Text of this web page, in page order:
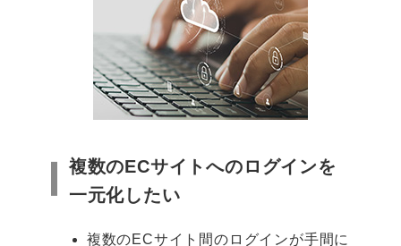
複数のECサイトへのログインを
一元化したい
複数のECサイト間のログインが手間に